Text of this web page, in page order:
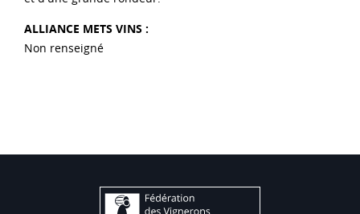
ALLIANCE METS VINS :
Non renseigné